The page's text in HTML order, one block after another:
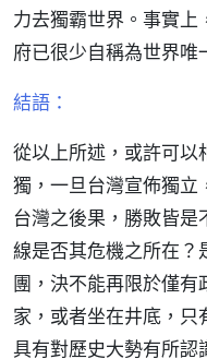
力去獨霸世界。事實
府已很少自稱為世界唯
結語：
從以上所述，或許可以
獨，一旦台灣宣佈獨立
台灣之後果，勝敗皆
線是否其危機之所在？
團，決不能再限於僅
家，或者坐在井底，只
具有對歷史大勢有所認